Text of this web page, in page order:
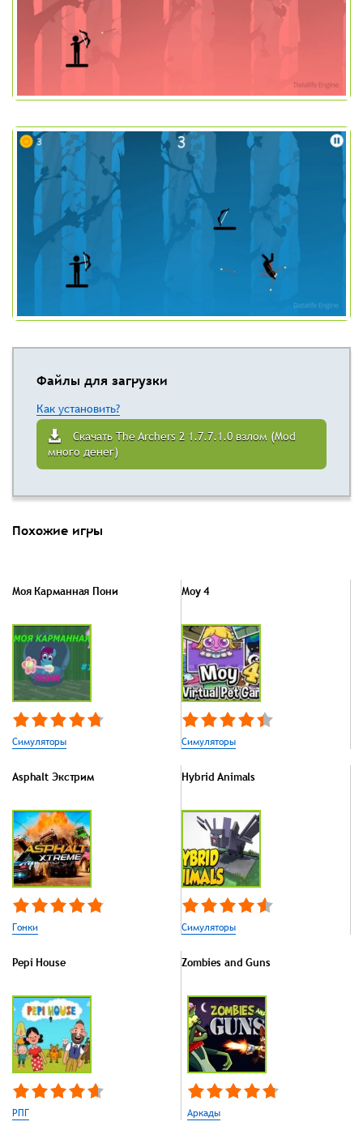
Файлы для загрузки
Как установить?
Скачать The Archers 2 1.7.7.1.0 взлом (Mod
много денег)
Похожие игры
Моя Карманная Пони
Симуляторы
Моу 4
Симуляторы
Asphalt Экстрим
Гонки
Hybrid Animals
Симуляторы
Pepi House
РПГ
Zombies and Guns
Аркады